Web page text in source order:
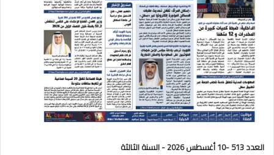
العدد 513 -10 أغسطس 2026 - السنة الثالثة